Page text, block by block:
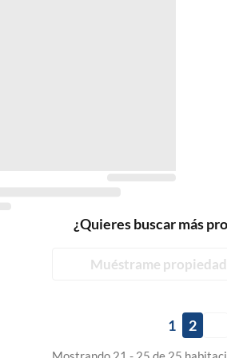
¿Quieres buscar más
Muéstrame
1 2